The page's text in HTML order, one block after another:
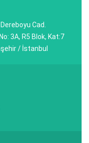
Cad.
3A, R5 Blok, Kat:7
/ İstanbul